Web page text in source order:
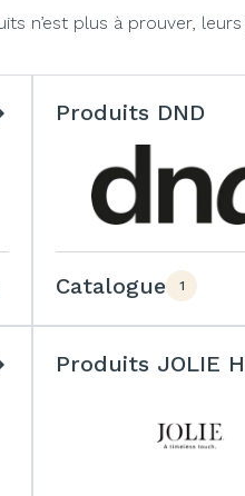
n’est plus à prouver,
Produits DND
Catalogue 1